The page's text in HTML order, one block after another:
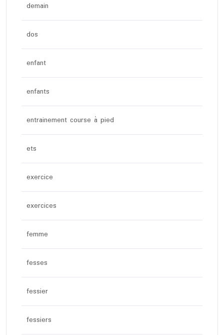
demain
dos
enfant
enfants
entrainement course à pied
ets
exercice
exercices
femme
fesses
fessier
fessiers